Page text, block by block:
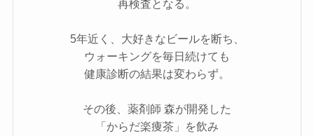
再検査となる。
5年近く、大好きなビールを断ち、
ウォーキングを毎日続けても
健康診断の結果は変わらず。
その後、薬剤師 森が開発した
「からだ楽痩茶」を飲み